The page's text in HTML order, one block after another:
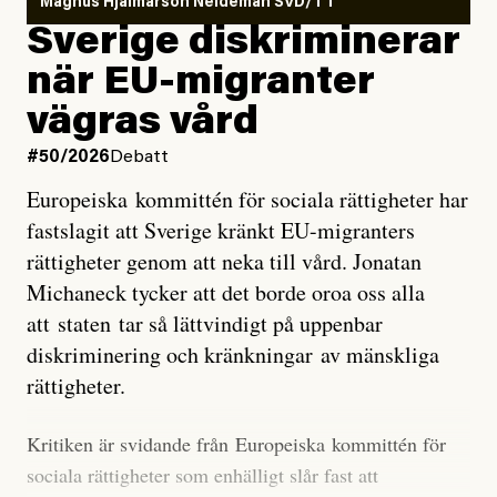
utveckla sig. El Niño är ett återkommande
väderfenomen som uppstår när havsvattnet i delar av
Stilla havet blir ovanligt varmt. Det påverkar vädret
över stora delar av världen och under
forskare allt oftare varnat för att den här El Niñon
Det verkar vara en underdrift, menar nu Zeke
Hausfather.
”Det ser ut som att årets El Niño inte bara med stor
sannolikhet kommer att bli den starkaste sedan
tillförlitliga mätningar inleddes – den kan till och med
marginal”, skriver han.
Magnus Hjalmarson Neideman SVD/TT
Sverige diskriminerar
när EU-migranter
vägras vård
#50/2026 Debatt
Europeiska kommittén för sociala rättigheter har
fastslagit att Sverige kränkt EU-migranters
rättigheter genom att neka till vård. Jonatan
Michaneck tycker att det borde oroa oss alla
att staten tar så lättvindigt på uppenbar
diskriminering och kränkningar av mänskliga
rättigheter.
Kritiken är svidande från Europeiska kommittén för
sociala rättigheter som enhälligt slår fast att